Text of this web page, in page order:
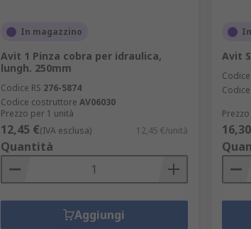
In magazzino
Avit 1 Pinza cobra per idraulica,
lungh. 250mm
Codice RS 276-5874
Codice costruttore AV06030
Prezzo per 1 unità
12,45 €(IVA esclusa) 12,45 €/unità
Quantità
Aggiungi
Avit
Codice